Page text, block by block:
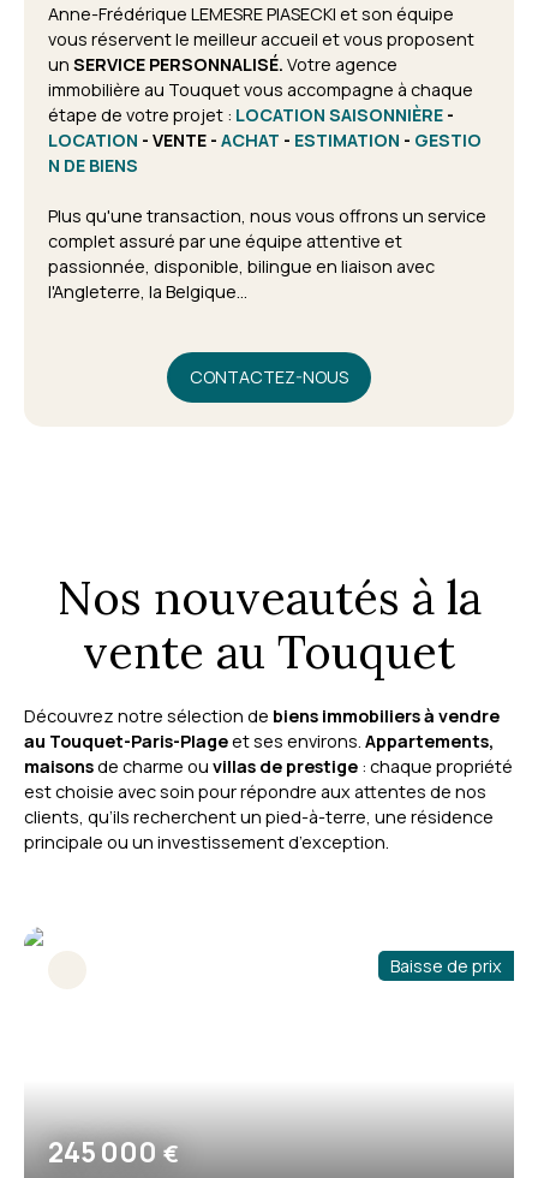
Anne-Frédérique LEMESRE PIASECKI et son équipe
vous réservent le meilleur accueil et vous proposent
un SERVICE PERSONNALISÉ. Votre agence
immobilière au Touquet vous accompagne à chaque
étape de votre projet : LOCATION SAISONNIÈRE -
LOCATION - VENTE - ACHAT - ESTIMATION - GESTIO
N DE BIENS
Plus qu'une transaction, nous vous offrons un service
complet assuré par une équipe attentive et
passionnée, disponible, bilingue en liaison avec
l'Angleterre, la Belgique...
CONTACTEZ-NOUS
Nos nouveautés à la
vente au Touquet
Découvrez notre sélection de biens immobiliers à vendre
au Touquet-Paris-Plageet ses environs. Appartements,
maisonsde charme ou villas de prestige : chaque propriété
est choisie avec soin pour répondre aux attentes de nos
clients, qu’ils recherchent un pied-à-terre, une résidence
principale ou un investissement d’exception.
245 000€
Baisse de prix